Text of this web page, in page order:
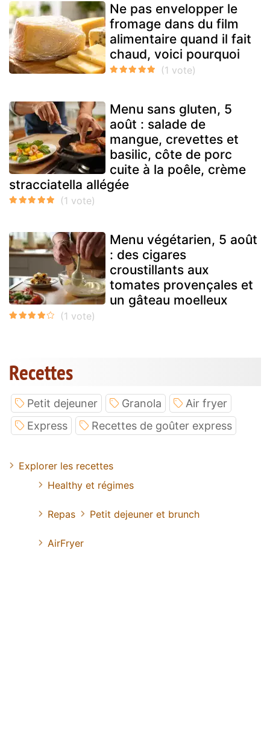
Ne pas envelopper le
fromage dans du film
alimentaire quand il fait
chaud, voici pourquoi
Menu sans gluten, 5
août : salade de
mangue, crevettes et
basilic, côte de porc
cuite à la poêle, crème
stracciatella allégée
Menu végétarien, 5 août
: des cigares
croustillants aux
tomates provençales et
un gâteau moelleux
Recettes
Petit dejeuner Granola
Air fryer
Express
Recettes de goûter express
Explorer les recettes
Healthy et régimes
Repas Petit dejeuner et brunch
AirFryer